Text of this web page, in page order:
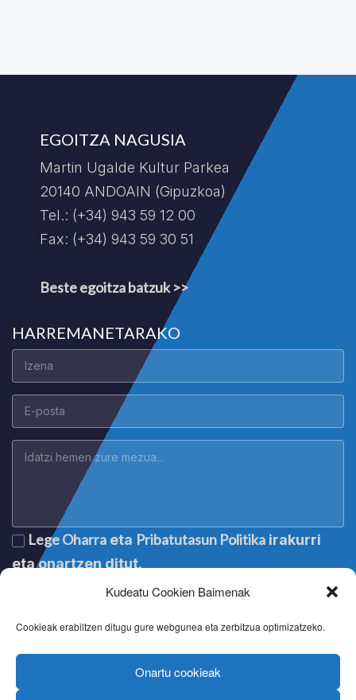
Kudeatu Cookien Baimenak
Cookieak erabiltzen ditugu gure webgunea eta zerbitzua optimizatzeko.
Onartu cookieak
EGOITZA NAGUSIA
Martin Ugalde Kultur Parkea
20140 ANDOAIN (Gipuzkoa)
Tel.: (+34) 943 59 12 00
Fax: (+34) 943 59 30 51
Beste egoitza batzuk >>
HARREMANETARAKO
Lege Oharra eta Pribatutasun Politika irakurri
eta onartzen ditut.